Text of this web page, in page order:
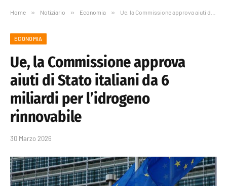
Home » Notiziario » Economia » Ue, la Commissione approva aiuti di Stato italiani da 6 miliardi per l’idrogeno rinnovabile
ECONOMIA
Ue, la Commissione approva
aiuti di Stato italiani da 6
miliardi per l’idrogeno
rinnovabile
30 Marzo 2026